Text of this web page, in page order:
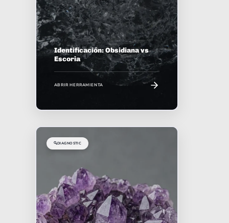
Identificación: Obsidiana vs
Escoria
ABRIR HERRAMIENTA
🔍DIAGNOSTIC